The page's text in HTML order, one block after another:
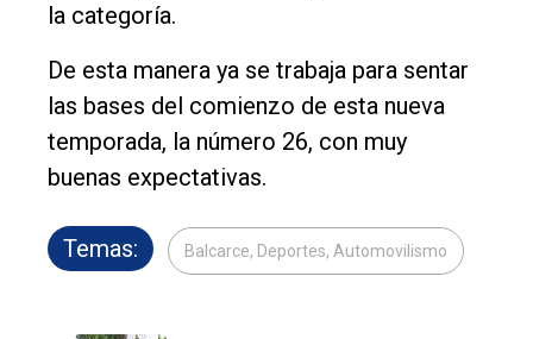
la categoría.
De esta manera ya se trabaja para sentar
las bases del comienzo de esta nueva
temporada, la número 26, con muy
buenas expectativas.
Temas: Balcarce, Deportes, Automovilismo